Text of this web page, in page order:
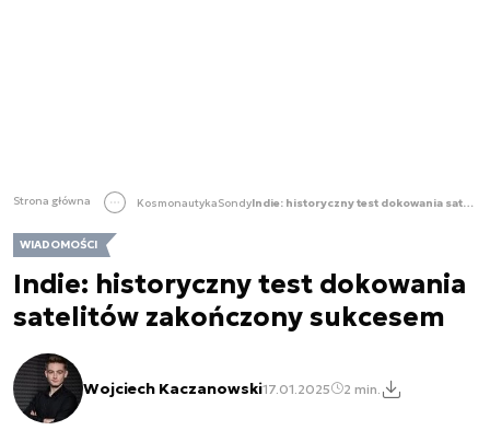
Strona główna KosmonautykaSondy Indie: historyczny test dokowania satelitów zakończony sukcesem
WIADOMOŚCI
Indie: historyczny test dokowania
satelitów zakończony sukcesem
Wojciech Kaczanowski17.01.2025 2 min.